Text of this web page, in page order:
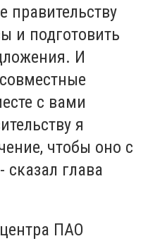
правительству
и подготовить
И
с вами
я
чтобы оно с
сказал глава
ПАО